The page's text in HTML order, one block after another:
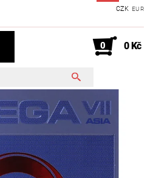
CZK EUR
0 0 Kč